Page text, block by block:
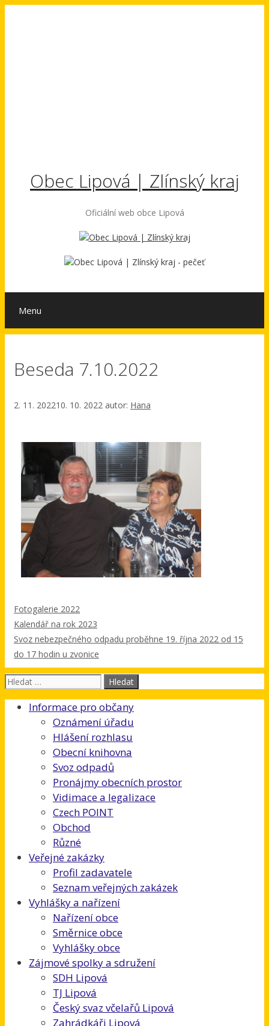
Obec Lipová | Zlínský kraj
Oficiální web obce Lipová
Menu
Beseda 7.10.2022
2. 11. 202210. 10. 2022 autor: Hana
Rubriky
Fotogalerie 2022
Kalendář na rok 2023
Svoz nebezpečného odpadu proběhne 19. října 2022 od 15
do 17 hodin u zvonice
Hledat:
Informace pro občany
Oznámení úřadu
Hlášení rozhlasu
Obecní knihovna
Svoz odpadů
Pronájmy obecních prostor
Vidimace a legalizace
Czech POINT
Obchod
Různé
Veřejné zakázky
Profil zadavatele
Seznam veřejných zakázek
Vyhlášky a nařízení
Nařízení obce
Směrnice obce
Vyhlášky obce
Zájmové spolky a sdružení
SDH Lipová
TJ Lipová
Český svaz včelařů Lipová
Zahrádkáři Lipová